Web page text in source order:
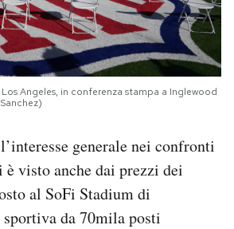
Angeles, in conferenza stampa a Inglewood
generale nei confronti
è visto anche dai prezzi dei
al SoFi Stadium di
da 70mila posti